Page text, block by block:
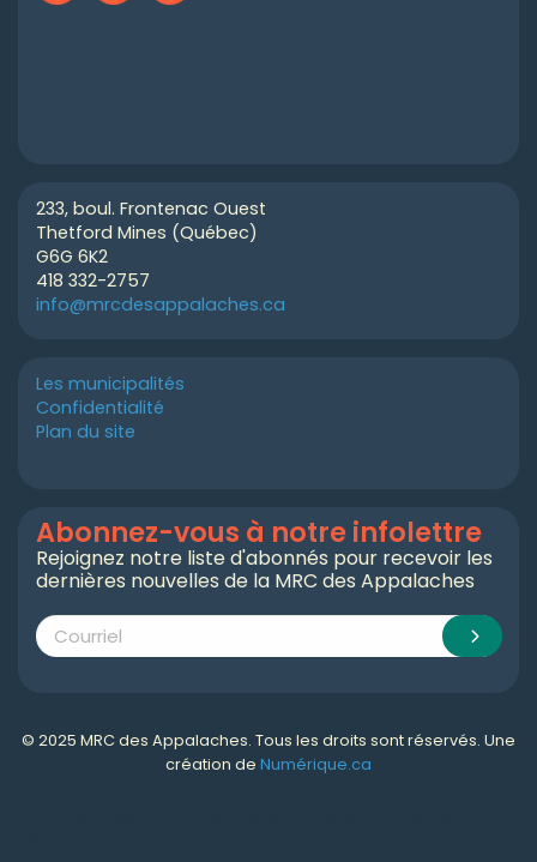
233, boul. Frontenac Ouest
Thetford Mines (Québec)
G6G 6K2
418 332-2757
info@mrcdesappalaches.ca
Les municipalités
Confidentialité
Plan du site
Abonnez-vous à notre infolettre
Rejoignez notre liste d'abonnés pour recevoir les
dernières nouvelles de la MRC des Appalaches
© 2025 MRC des Appalaches. Tous les droits sont réservés. Une
création de Numérique.ca